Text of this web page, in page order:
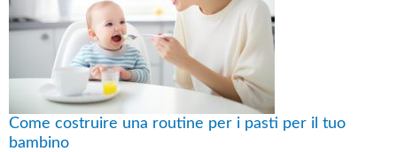
Come costruire una routine per i pasti per il tuo
bambino
pasti
per
bambino